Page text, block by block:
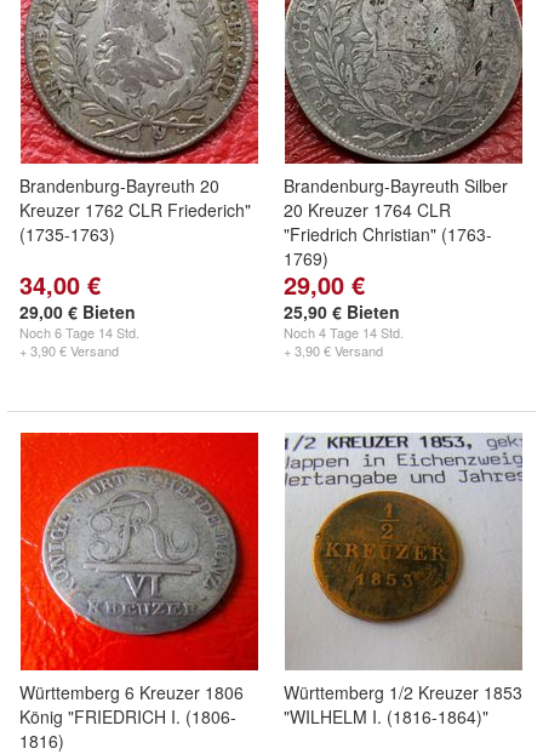
Brandenburg-Bayreuth 20
Kreuzer 1762 CLR Friederich"
(1735-1763)
34,00 €
29,00 € Bieten
Noch6 Tage 14 Std.
+ 3,90 € Versand
Brandenburg-Bayreuth Silber
20 Kreuzer 1764 CLR
"Friedrich Christian" (1763-
1769)
29,00 €
25,90 € Bieten
Noch4 Tage 14 Std.
+ 3,90 € Versand
Württemberg 6 Kreuzer 1806
König "FRIEDRICH I. (1806-
1816)
Württemberg 1/2 Kreuzer 1853
"WILHELM I. (1816-1864)"